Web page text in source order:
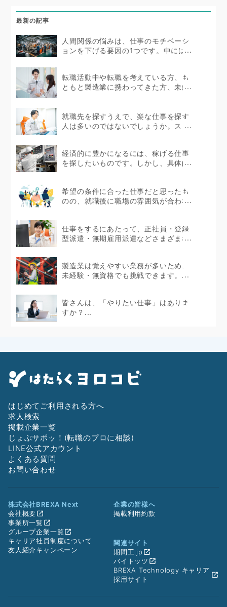
最新の記事
人間関係の悩みは、仕事のモチベーシ
ョンを下げる要因の1つです。中にはス
転職活動中や転職を考えている方、も
ともと製造業に携わってきた方、未経
就職先を探すうえで、楽な仕事を探す
人は多いのではないでしょうか。スト
経済的に豊かになるには、稼げる仕事
を探したいものです。しかし、具体的
希望の条件に合った仕事だと思ったも
のの、就職後に職場の雰囲気が合わな
仕事をするにあたって、正社員・登録
型派遣・無期雇用派遣などさまざまな
製造業は覚えやすい業務が多いため、
未経験・無資格でも挑戦できます。...
皆さんは、「やりたい仕事」はありま
すか？...
はじめてご利用される方へ
求人検索
掲載企業一覧
じょぶサポッ！(転職のプロに相談)
LINE公式アカウント
よくある質問
お問い合わせ
株式会社BREXA Next
会社概要
事業所一覧
グループ企業一覧
キャリア社員制度について
友人紹介キャンペーン
企業の皆様へ
掲載利用約款
関連サイト
期間工.jp
バイトッツ
BREXA Technology キャリア
採用サイト